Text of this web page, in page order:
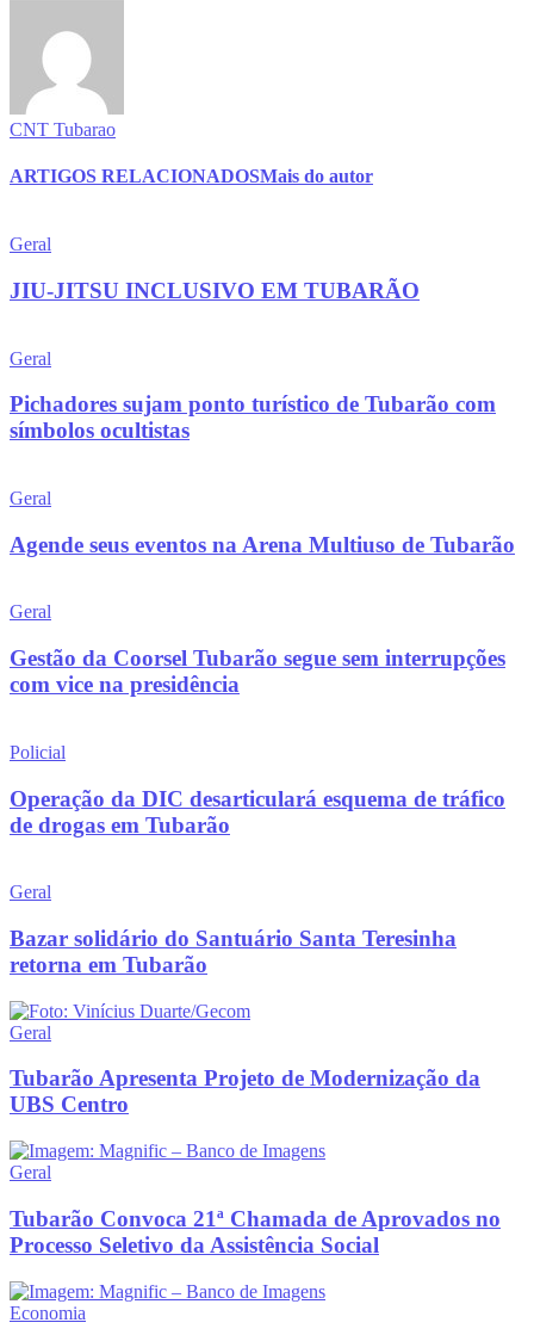
CNT Tubarao
ARTIGOS RELACIONADOSMais do autor
Geral
JIU-JITSU INCLUSIVO EM TUBARÃO
Geral
Pichadores sujam ponto turístico de Tubarão com
símbolos ocultistas
Geral
Agende seus eventos na Arena Multiuso de Tubarão
Geral
Gestão da Coorsel Tubarão segue sem interrupções
com vice na presidência
Policial
Operação da DIC desarticulará esquema de tráfico
de drogas em Tubarão
Geral
Bazar solidário do Santuário Santa Teresinha
retorna em Tubarão
Geral
Tubarão Apresenta Projeto de Modernização da
UBS Centro
Geral
Tubarão Convoca 21ª Chamada de Aprovados no
Processo Seletivo da Assistência Social
Economia